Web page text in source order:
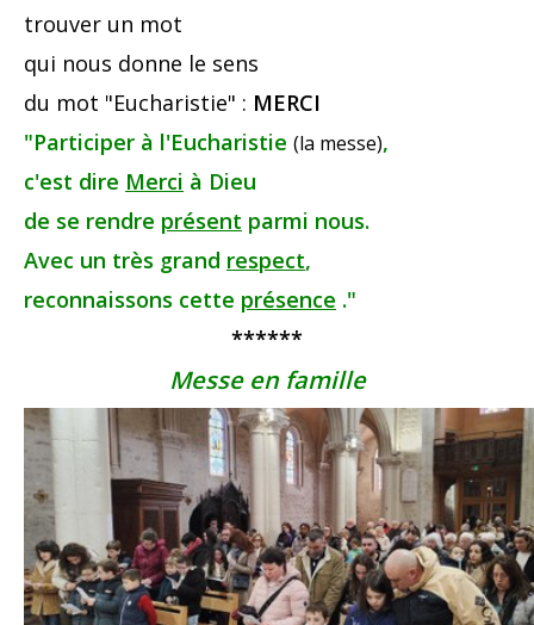
trouver un mot
qui nous donne le sens
du mot "Eucharistie" : MERCI
"Participer à l'Eucharistie (la messe),
c'est dire Merci à Dieu
de se rendre présent parmi nous.
Avec un très grand respect,
reconnaissons cette présence ."
******
Messe en famille